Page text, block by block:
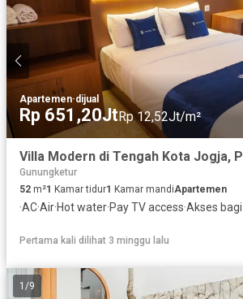
Apartemen·dijual
Rp 651,20JtRp 12,52Jt/m²
Gunungketur
52 m²1 Kamar tidur1 Kamar mandiApartemen
·AC·Air·Hot water·Pay TV access·Akses
Pertama kali dilihat 3 minggu lalu
1 /9